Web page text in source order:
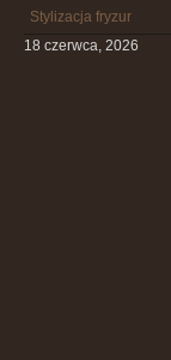
Stylizacja fryzur
18 czerwca, 2026